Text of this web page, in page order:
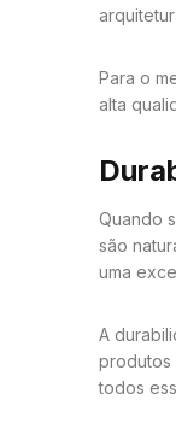
Para o
alta
Quando
são
uma
A
produtos
todos